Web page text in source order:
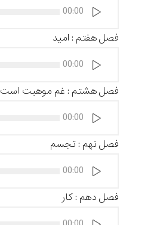
صوت
00:00
فصل هفتم : امید
صوت
00:00
فصل هشتم : غم موهبت است
صوت
00:00
فصل نهم : تجسم
صوت
00:00
فصل دهم : کار